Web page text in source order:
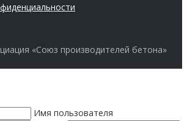
«Союз производителей бетона»
Имя пользователя